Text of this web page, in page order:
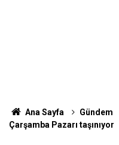
Ana Sayfa Gündem
Çarşamba Pazarı taşınıyor